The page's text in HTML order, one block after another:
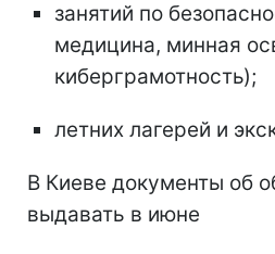
занятий по
медицина, минная
киберграмотность);
летних лагерей и
В Киеве документы об
выдавать в июне